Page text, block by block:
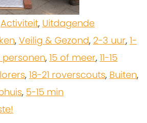
Activiteit, Uitdagende
, Veilig & Gezond, 2-3 uur, 1-
personen, 15 of meer, 11-15
, 18-21 roverscouts, Buiten,
, 5-15 min